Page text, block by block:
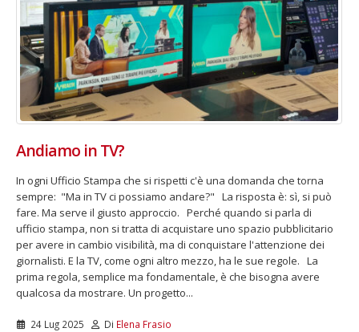
Andiamo in TV?
In ogni Ufficio Stampa che si rispetti c'è una domanda che torna
sempre: "Ma in TV ci possiamo andare?" La risposta è: sì, si può
fare. Ma serve il giusto approccio. Perché quando si parla di
ufficio stampa, non si tratta di acquistare uno spazio pubblicitario
per avere in cambio visibilità, ma di conquistare l'attenzione dei
giornalisti. E la TV, come ogni altro mezzo, ha le sue regole. La
prima regola, semplice ma fondamentale, è che bisogna avere
qualcosa da mostrare. Un progetto...
24 Lug 2025 Di Elena Frasio